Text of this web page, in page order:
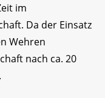
im
Da der Einsatz
Wehren
nach ca. 20